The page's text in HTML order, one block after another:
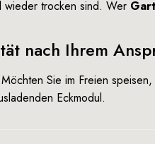
wieder trocken sind. Wer
nach Ihrem
Sie im Freien
Eckmodul.